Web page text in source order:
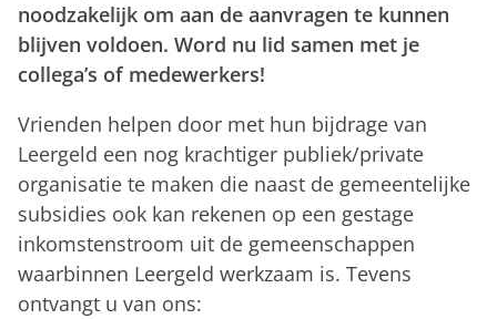
noodzakelijk om aan de aanvragen te kunnen
blijven voldoen. Word nu lid samen met je
collega’s of medewerkers!
Vrienden helpen door met hun bijdrage van
Leergeld een nog krachtiger publiek/private
organisatie te maken die naast de gemeentelijke
subsidies ook kan rekenen op een gestage
inkomstenstroom uit de gemeenschappen
waarbinnen Leergeld werkzaam is. Tevens
ontvangt u van ons: